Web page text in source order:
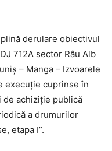
derulare obiectivul
712A sector Râu Alb
– Manga – Izvoarele
execuție cuprinse în
achiziție publică
a drumurilor
etapa I”.